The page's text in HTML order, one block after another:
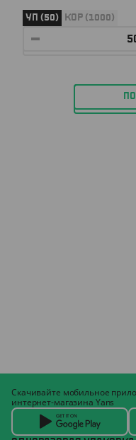
УП (50) КОР (1000)
Скачивайте мобильное
интернет-магазина Yans